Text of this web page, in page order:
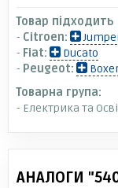
Товар
- Citroen:
- Fiat:
Ducato
- Peugeot:
Товарна група:
- Електрика та
АНАЛОГИ